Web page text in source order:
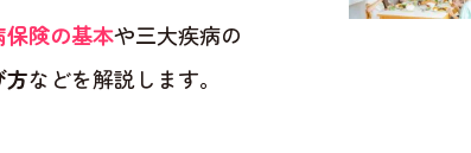
険の基本や三大疾病の
方などを解説します。